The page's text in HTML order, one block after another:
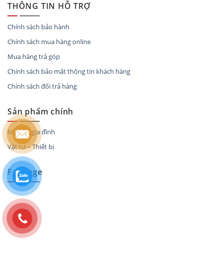
THÔNG TIN HỖ TRỢ
Chính sách bảo hành
Chính sách mua hàng online
Mua hàng trả góp
Chính sách bảo mật thông tin khách hàng
Chính sách đổi trả hàng
Sản phẩm chính
Máy lọc gia đình
Vật tư – Thiết bị
Fanpage